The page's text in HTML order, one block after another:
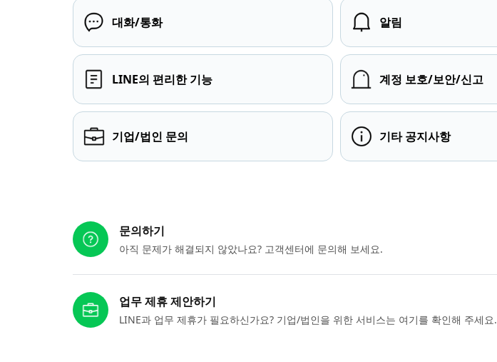
대화/통화 알림
LINE의 편리한 기능 계정 보호/보안/신고
기업/법인 문의 기타 공지사항
문의하기
아직 문제가 해결되지 않았나요? 고객센터에 문의해 보세요.
업무 제휴 제안하기
LINE과 업무 제휴가 필요하신가요? 기업/법인을 위한 서비스는 여기를 확인해 주세요.